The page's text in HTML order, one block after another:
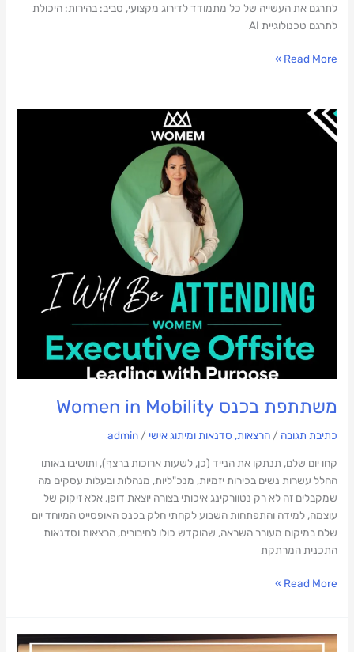
לתרגם את העשייה של כל מתמודד לדירוג מקצועי, סביב: בהירות: היכולת
לתרגם טכנולוגיית AI
Read More »
משתתפת בכנס Women in Mobility
כתיבת תגובה /הרצאות, סדנאות ומיתוג אישי /
admin
קחו יום שלם, תנתקו את הנייד (כן, לשעות ארוכות ברצף), ותושיבו באותו
החלל עשרות נשים בכירות יזמיות, מנכ"ליות, מנהלות ובעלות עסקים מה
שמקבלים זה לא רק נטוורקינג איכותי בצורה יוצאת דופן, אלא זיקוק של
עוצמה, למידה והתפתחות השבוע לקחתי חלק בכנס האופסייט המיוחד יום
שלם במיקום מעורר השראה, שהוקדש כולו לחיבורים, הרצאות וסדנאות
התכנית המרתקת
משתתפת
בכנס
Read More »
חיבורים